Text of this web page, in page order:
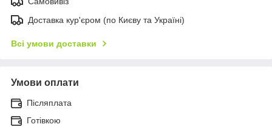
Доставка кур'єром (по Києву та Україні)
Всі умови доставки
Умови оплати
Післяплата
Готівкою